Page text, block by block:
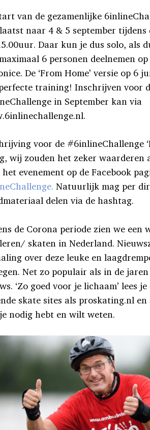
van de gezamenlijke
naar 4 & 5 september tijdens
Daar kun je dus solo, als
6 personen deelnemen
De ‘From Home’ versie op 6
training! Inschrijven voor
in September kan via
voor de #6inlineChallenge
wij zouden het zeker waarderen
evenement op de Facebook
Natuurlijk mag per
delen via de hashtag.
de Corona periode zien we een
skaten in Nederland.
over deze leuke en
Net zo populair als in de jaren
‘Zo goed voor je lichaam’ lees
skate sites als proskating.nl en
nodig hebt en wilt weten.